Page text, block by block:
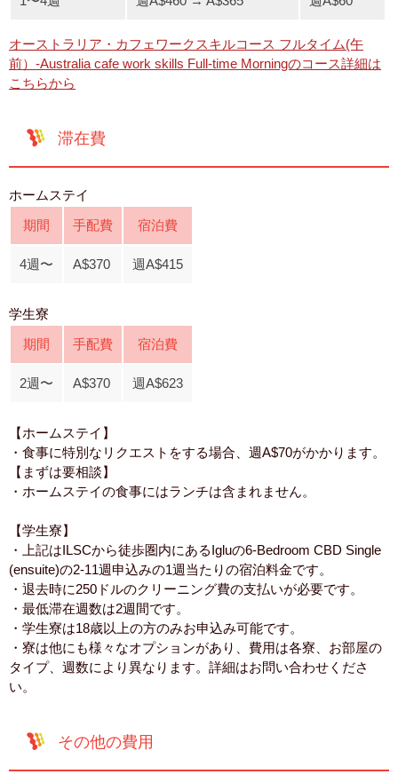
オーストラリア・カフェワークスキルコース フルタイム(午
前）-Australia cafe work skills Full-time Morningのコース詳細は
こちらから
滞在費
ホームステイ
期間
手配費 宿泊費
4週〜 A$370 週A$415
学生寮
期間
手配費 宿泊費
2週〜 A$370 週A$623
【ホームステイ】
・食事に特別なリクエストをする場合、週A$70がかかります。
【まずは要相談】
・ホームステイの食事にはランチは含まれません。
【学生寮】
・上記はILSCから徒歩圏内にあるIgluの6-Bedroom CBD Single
(ensuite)の2-11週申込みの1週当たりの宿泊料金です。
・退去時に250ドルのクリーニング費の支払いが必要です。
・最低滞在週数は2週間です。
・学生寮は18歳以上の方のみお申込み可能です。
・寮は他にも様々なオプションがあり、費用は各寮、お部屋の
タイプ、週数により異なります。詳細はお問い合わせくださ
い。
その他の費用